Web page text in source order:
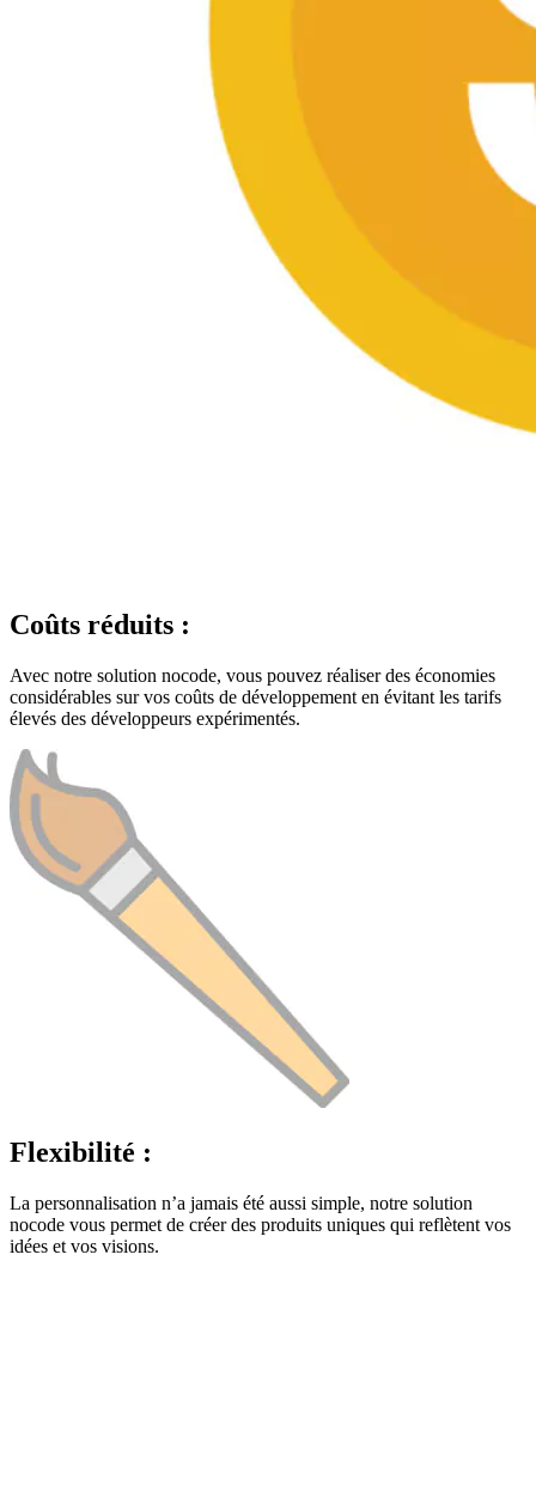
Coûts réduits :
Avec notre solution nocode, vous pouvez réaliser des économies
considérables sur vos coûts de développement en évitant les tarifs
élevés des développeurs expérimentés.
Flexibilité :
La personnalisation n’a jamais été aussi simple, notre solution
nocode vous permet de créer des produits uniques qui reflètent vos
idées et vos visions.